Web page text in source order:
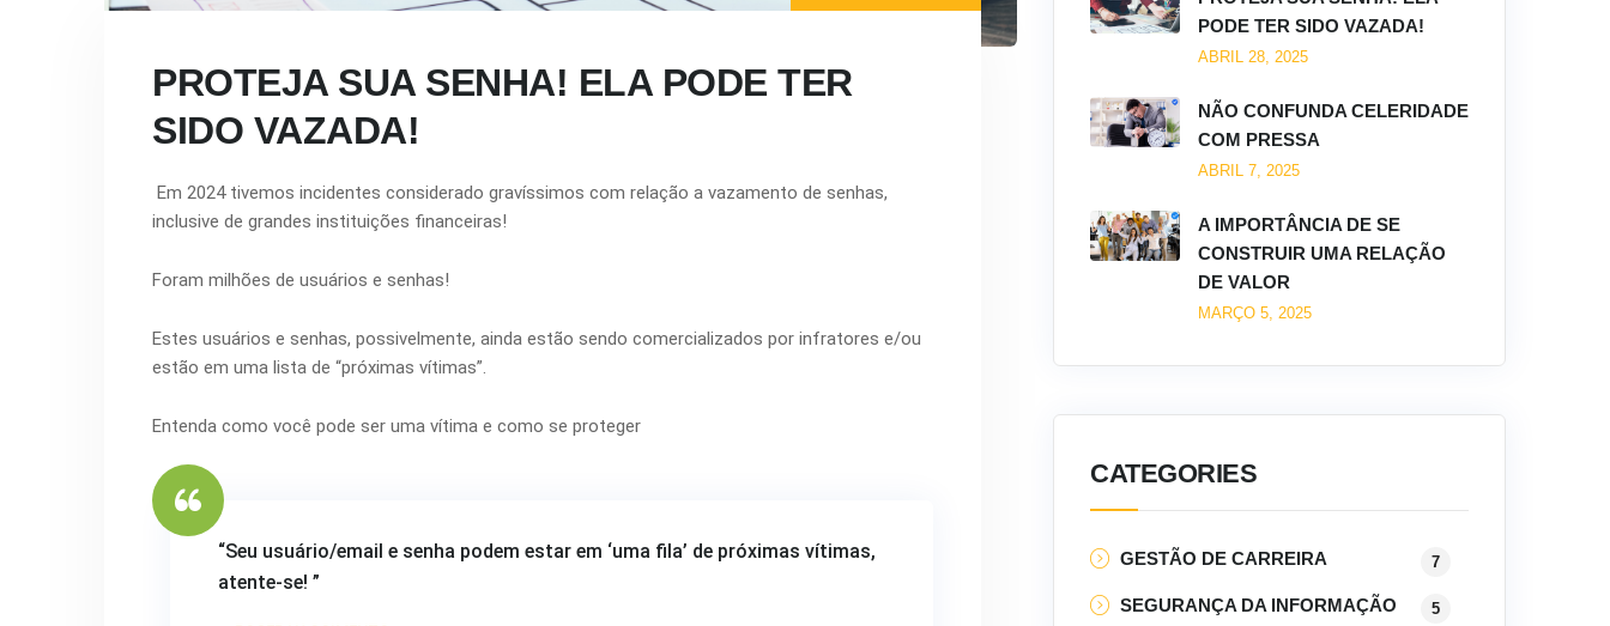
PROTEJA SUA SENHA! ELA PODE TER
SIDO VAZADA!
Em 2024 tivemos incidentes considerado gravíssimos com relação a vazamento de senhas,
inclusive de grandes instituições financeiras!
Foram milhões de usuários e senhas!
Estes usuários e senhas, possivelmente, ainda estão sendo comercializados por infratores e/ou
estão em uma lista de “próximas vítimas”.
Entenda como você pode ser uma vítima e como se proteger
“Seu usuário/email e senha podem estar em ‘uma fila’ de próximas vítimas,
atente-se! ”
PODE TER SIDO VAZADA!
ABRIL 28, 2025
NÃO CONFUNDA CELERIDADE
COM PRESSA
ABRIL 7, 2025
A IMPORTÂNCIA DE SE
CONSTRUIR UMA RELAÇÃO
DE VALOR
MARÇO 5, 2025
CATEGORIES
GESTÃO DE CARREIRA 7
SEGURANÇA DA INFORMAÇÃO 5